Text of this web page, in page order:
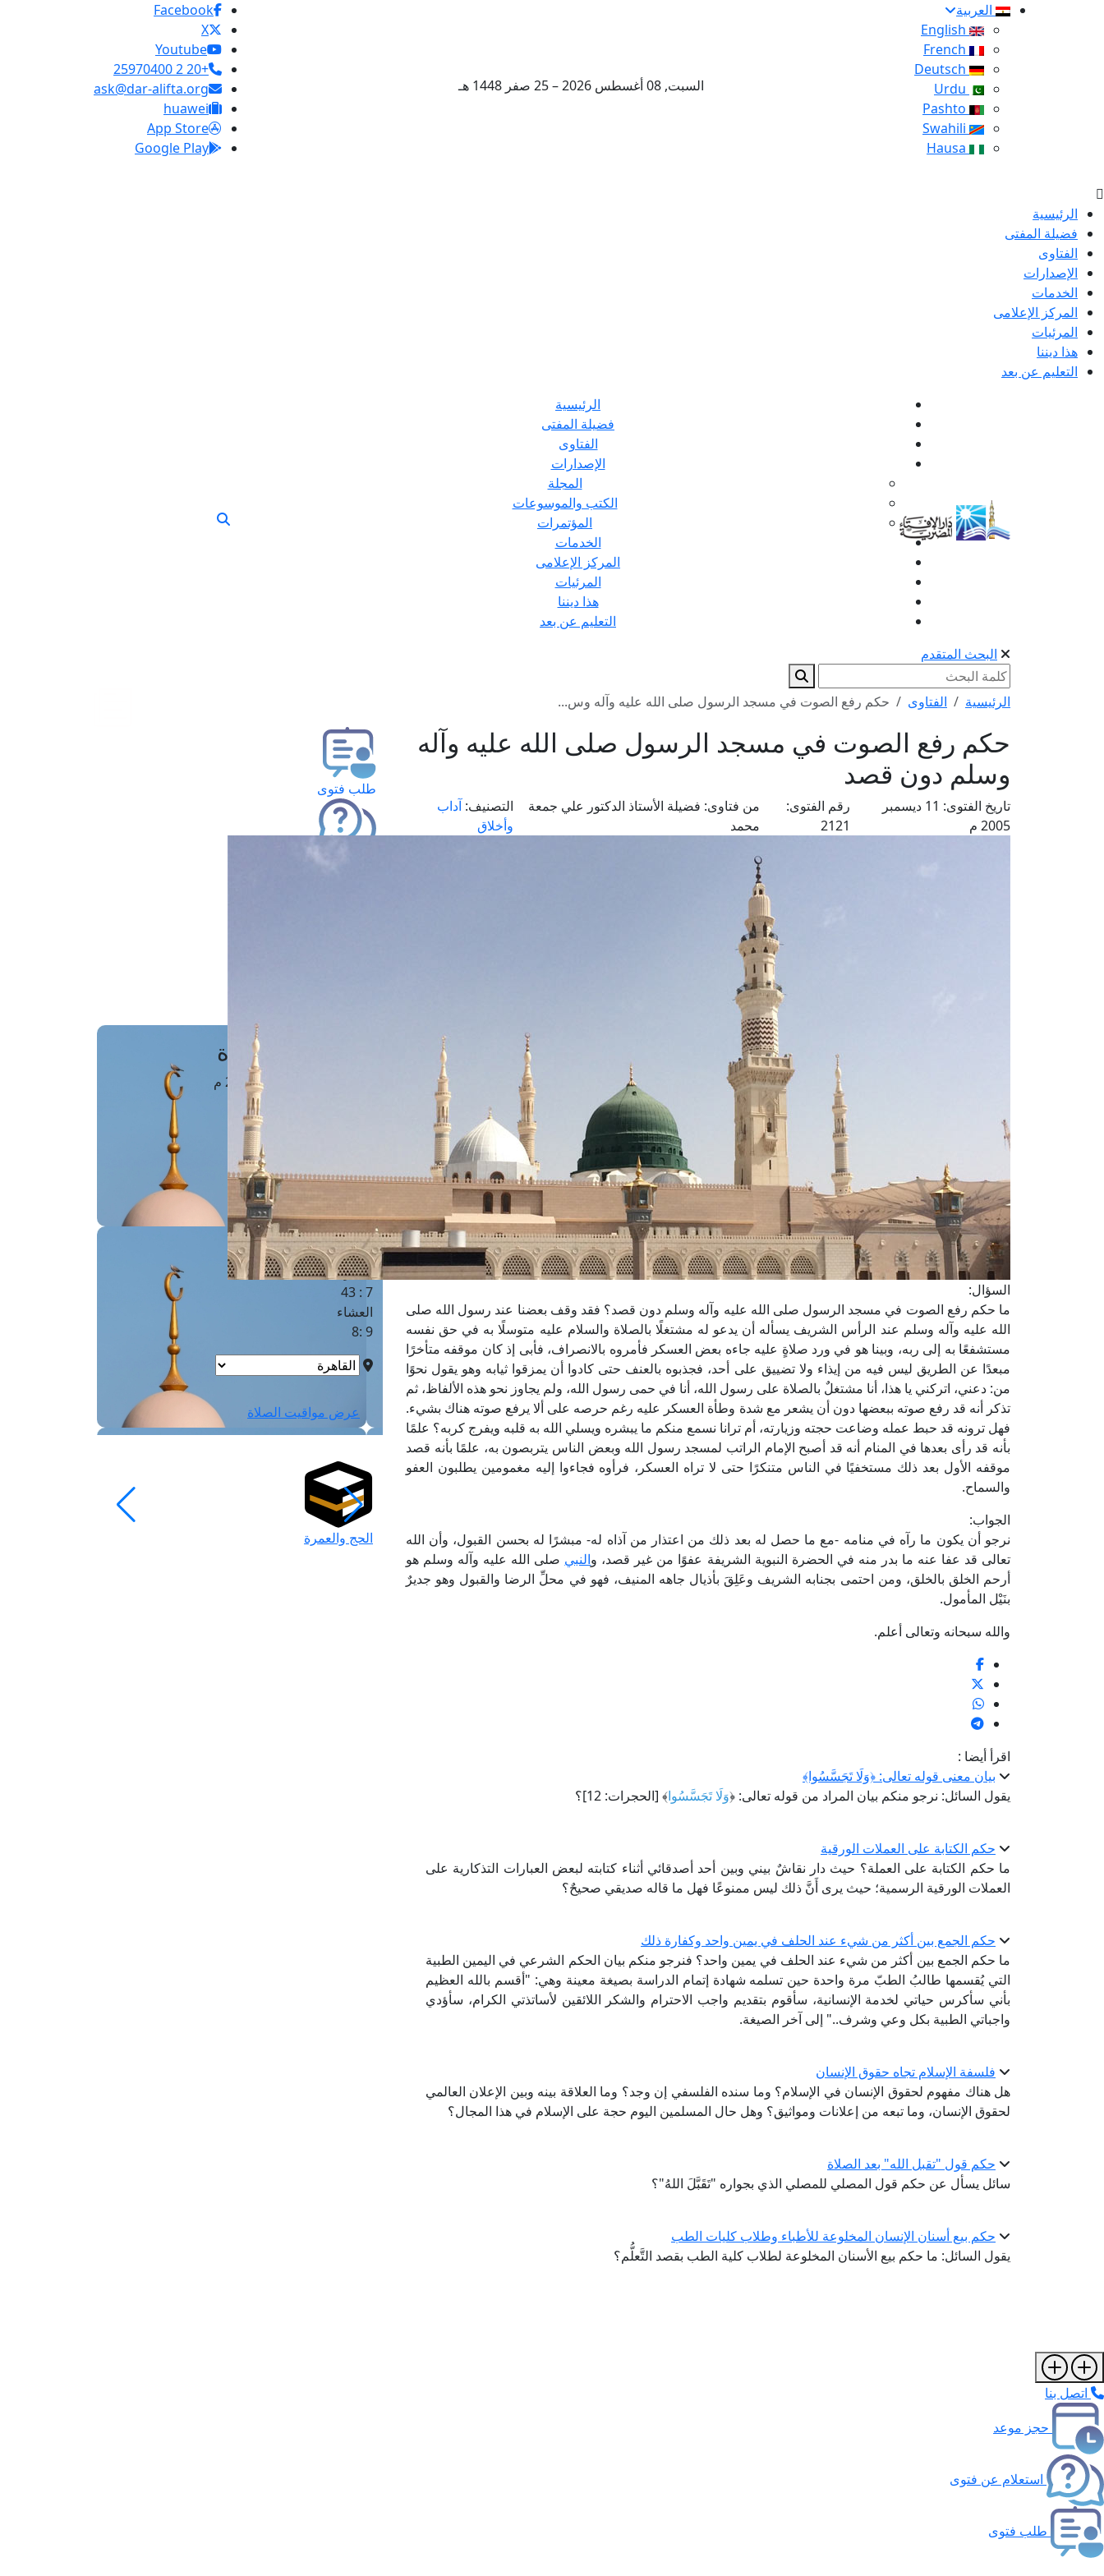
العربية
السبت, 08 أغسطس 2026 – 25 صفر 1448 هـ
Facebook
X
Youtube
+20 2 25970400
ask@dar-alifta.org
huawei
App Store
Google Play
الرئيسية
فضيلة المفتى
الفتاوى
الإصدارات
الخدمات
المركز الإعلامى
المرئيات
هذا ديننا
التعليم عن بعد
الرئيسية
فضيلة المفتى
الفتاوى
الإصدارات
المجلة
الكتب والموسوعات
المؤتمرات
الخدمات
المركز الإعلامى
المرئيات
هذا ديننا
التعليم عن بعد
البحث المتقدم
الرئيسية الفتاوى حكم رفع الصوت في مسجد الرسول صلى الله عليه وآله وس...
حكم رفع الصوت في مسجد الرسول صلى الله عليه وآله
وسلم دون قصد
تاريخ الفتوى:
11 ديسمبر
2005 م
رقم الفتوى:
2121
من فتاوى: فضيلة الأستاذ الدكتور علي جمعة
محمد
التصنيف: آداب
وأخلاق
السؤال:
ما حكم رفع الصوت في مسجد الرسول صلى الله عليه وآله وسلم دون قصد؟ فقد وقف بعضنا عند رسول الله صلى
الله عليه وآله وسلم عند الرأس الشريف يسأله أن يدعو له مشتغلًا بالصلاة والسلام عليه متوسلًا به في حق نفسه
مستشفعًا به إلى ربه، وبينا هو في ورد صلاةٍ عليه جاءه بعض العسكر فأمروه بالانصراف، فأبى إذ كان موقفه متأخرًا
مبعدًا عن الطريق ليس فيه من إيذاء ولا تضييق على أحد، فجذبوه بالعنف حتى كادوا أن يمزقوا ثيابه وهو يقول نحوًا
من: دعني، اتركني يا هذا، أنا مشتغلٌ بالصلاة على رسول الله، أنا في حمى رسول الله، ولم يجاوز نحو هذه الألفاظ، ثم
تذكر أنه قد رفع صوته ببعضها دون أن يشعر مع شدة وطأة العسكر عليه رغم حرصه على ألا يرفع صوته هناك بشيء.
فهل ترونه قد حبط عمله وضاعت حجته وزيارته، أم ترانا نسمع منكم ما يبشره ويسلي الله به قلبه ويفرج كربه؟ علمًا
بأنه قد رأى بعدها في المنام أنه قد أصبح الإمام الراتب لمسجد رسول الله وبعض الناس يتربصون به، علمًا بأنه قصد
موقفه الأول بعد ذلك مستخفيًا في الناس متنكرًا حتى لا تراه العسكر، فرأوه فجاءوا إليه مغمومين يطلبون العفو
والسماح.
الجواب:
نرجو أن يكون ما رآه في منامه -مع ما حصل له بعد ذلك من اعتذار من آذاه له- مبشرًا له بحسن القبول، وأن الله
تعالى قد عفا عنه ما بدر منه في الحضرة النبوية الشريفة عفوًا من غير قصد، والنبي صلى الله عليه وآله وسلم هو
أرحم الخلق بالخلق، ومن احتمى بجنابه الشريف وعَلِقَ بأذيال جاهه المنيف، فهو في محلِّ الرضا والقبول وهو جديرٌ
بنَيْل المأمول.
والله سبحانه وتعالى أعلم.
اقرأ أيضا :
بيان معنى قوله تعالى: ﴿وَلَا تَجَسَّسُوا﴾
يقول السائل: نرجو منكم بيان المراد من قوله تعالى: ﴿وَلَا تَجَسَّسُوا﴾ [الحجرات: 12]؟
حكم الكتابة على العملات الورقية
ما حكم الكتابة على العملة؟ حيث دار نقاشٌ بيني وبين أحد أصدقائي أثناء كتابته لبعض العبارات التذكارية على
العملات الورقية الرسمية؛ حيث يرى أَنَّ ذلك ليس ممنوعًا فهل ما قاله صديقي صحيحٌ؟
حكم الجمع بين أكثر من شيء عند الحلف في يمين واحد وكفارة ذلك
ما حكم الجمع بين أكثر من شيء عند الحلف في يمين واحد؟ فنرجو منكم بيان الحكم الشرعي في اليمين الطبية
التي يُقسمها طالبُ الطبّ مرة واحدة حين تسلمه شهادة إتمام الدراسة بصيغة معينة وهي: "أقسم بالله العظيم
بأني سأكرس حياتي لخدمة الإنسانية، سأقوم بتقديم واجب الاحترام والشكر اللائقين لأساتذتي الكرام، سأؤدي
واجباتي الطبية بكل وعي وشرف.." إلى آخر الصيغة.
فلسفة الإسلام تجاه حقوق الإنسان
هل هناك مفهوم لحقوق الإنسان في الإسلام؟ وما سنده الفلسفي إن وجد؟ وما العلاقة بينه وبين الإعلان العالمي
لحقوق الإنسان، وما تبعه من إعلانات ومواثيق؟ وهل حال المسلمين اليوم حجة على الإسلام في هذا المجال؟
حكم قول "تقبل الله" بعد الصلاة
سائل يسأل عن حكم قول المصلي للمصلي الذي بجواره "تَقَبَّلَ اللهُ"؟
حكم بيع أسنان الإنسان المخلوعة للأطباء وطلاب كليات الطب
يقول السائل: ما حكم بيع الأسنان المخلوعة لطلاب كلية الطب بقصد التَّعلُّم؟
طلب فتوى
استعلام عن فتوى
مَواقِيتُ الصَّـــلاة
6 :18
1 : 1
العصر
4:37
المغرب
7 : 43
العشاء
9 :8
عرض مواقيت الصلاة
الحج والعمرة
اتصل بنا
حجز موعد
استعلام عن فتوى
طلب فتوى